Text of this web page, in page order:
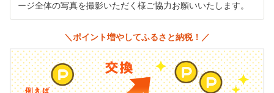
ージ全体の写真を撮影いただく様ご協力お願いいたします。
＼ポイント増やしてふるさと納税！／